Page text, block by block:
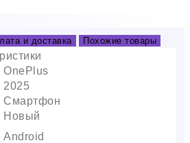
и доставка Похожие товары
OnePlus
2025
Смартфон
Новый
Android